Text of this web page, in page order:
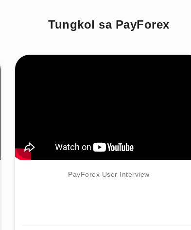
Tungkol sa PayForex
PayForex User Interview